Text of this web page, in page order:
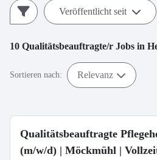
Veröffentlicht seit
10 Qualitätsbeauftragte/r Jobs in
Sortieren nach: Relevanz
Qualitätsbeauftragte
(m/w/d) | Möckmühl |